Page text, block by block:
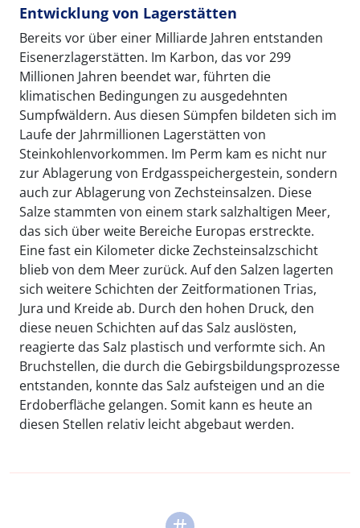
Entwicklung von Lagerstätten
Bereits vor über einer Milliarde Jahren entstanden
Eisenerzlagerstätten. Im Karbon, das vor 299
Millionen Jahren beendet war, führten die
klimatischen Bedingungen zu ausgedehnten
Sumpfwäldern. Aus diesen Sümpfen bildeten sich im
Laufe der Jahrmillionen Lagerstätten von
Steinkohlenvorkommen. Im Perm kam es nicht nur
zur Ablagerung von Erdgasspeichergestein, sondern
auch zur Ablagerung von Zechsteinsalzen. Diese
Salze stammten von einem stark salzhaltigen Meer,
das sich über weite Bereiche Europas erstreckte.
Eine fast ein Kilometer dicke Zechsteinsalzschicht
blieb von dem Meer zurück. Auf den Salzen lagerten
sich weitere Schichten der Zeitformationen Trias,
Jura und Kreide ab. Durch den hohen Druck, den
diese neuen Schichten auf das Salz auslösten,
reagierte das Salz plastisch und verformte sich. An
Bruchstellen, die durch die Gebirgsbildungsprozesse
entstanden, konnte das Salz aufsteigen und an die
Erdoberfläche gelangen. Somit kann es heute an
diesen Stellen relativ leicht abgebaut werden.